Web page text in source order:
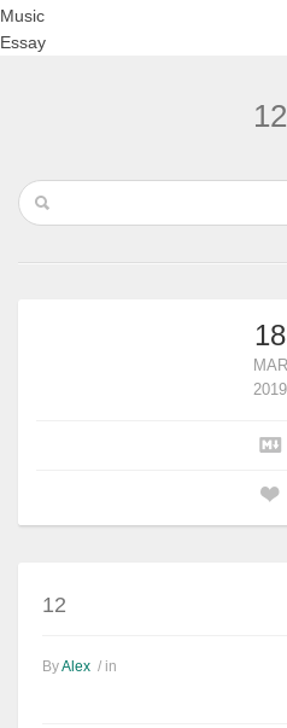
Music
Essay
12
18
MAR
2019
12
ByAlex / in